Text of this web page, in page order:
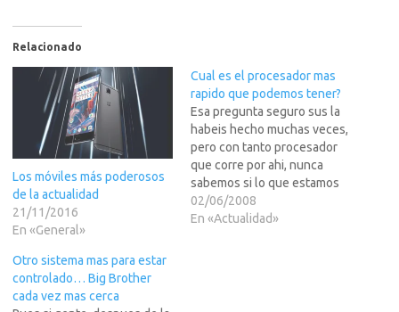
Relacionado
Los móviles más poderosos
de la actualidad
21/11/2016
En «General»
Cual es el procesador mas
rapido que podemos tener?
Esa pregunta seguro sus la
habeis hecho muchas veces,
pero con tanto procesador
que corre por ahi, nunca
sabemos si lo que estamos
comprando es lo mass
ultimo, lo mas rapido, lo mas
02/06/2008
En «Actualidad»
Otro sistema mas para estar
controlado… Big Brother
cada vez mas cerca